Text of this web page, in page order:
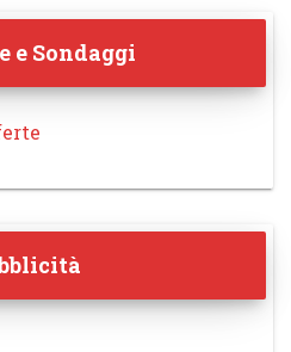
e Sondaggi